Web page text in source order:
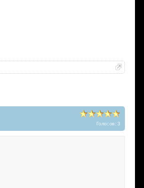
Голосов: 3